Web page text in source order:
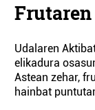
Frutaren
Udalaren
elikadura
Astean zehar,
hainbat